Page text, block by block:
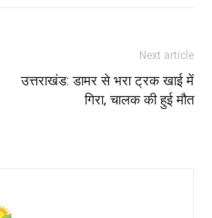
Next article
उत्तराखंड: डामर से भरा ट्रक खाई में
गिरा, चालक की हुई मौत